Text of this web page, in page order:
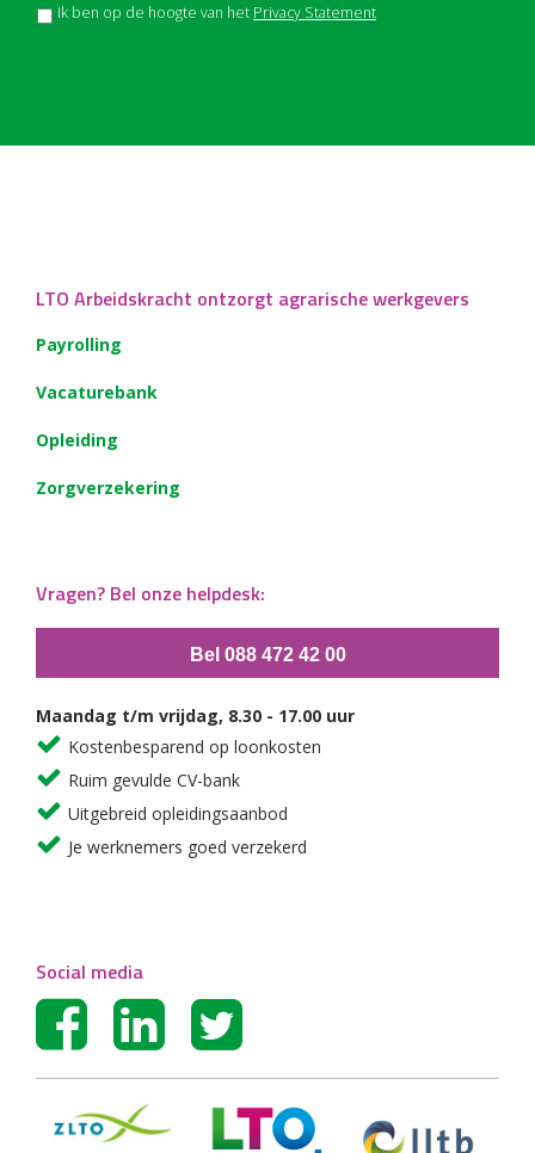
Ik ben op de hoogte van het Privacy Statement
LTO Arbeidskracht ontzorgt agrarische werkgevers
Payrolling
Vacaturebank
Opleiding
Zorgverzekering
Vragen? Bel onze helpdesk:
Bel 088 472 42 00
Maandag t/m vrijdag, 8.30 - 17.00 uur
Kostenbesparend op loonkosten
Ruim gevulde CV-bank
Uitgebreid opleidingsaanbod
Je werknemers goed verzekerd
Social media